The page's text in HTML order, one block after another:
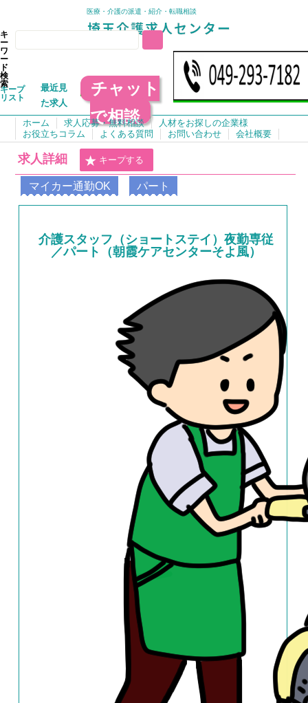
医療・介護の派遣・紹介・転職相談
キ
ー
ワ
ー
ド
検
索
キープ
リスト
最近見
た求人
チャット
で相談
ホーム 求人応募・無料相談
人材をお探しの企業様
お役立ちコラム
よくある質問 お問い合わせ 会社概要
求人詳細 キープする
マイカー通勤OK パート
介護スタッフ（ショートステイ）夜勤専従
／パート（朝霞ケアセンターそよ風）